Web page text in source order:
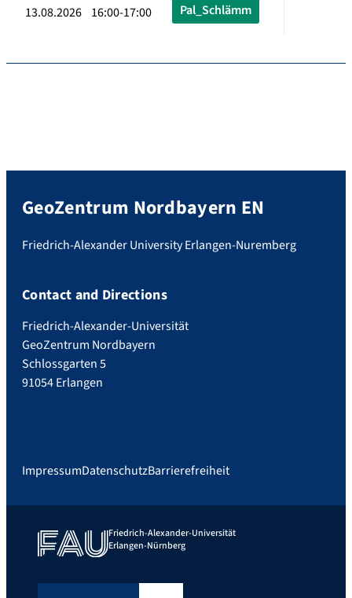
13.08.2026 16:00-17:00 Pal_Schlämm
GeoZentrum Nordbayern EN
Friedrich-Alexander University Erlangen-Nuremberg
Contact and Directions
Friedrich-Alexander-Universität
GeoZentrum Nordbayern
Schlossgarten 5
91054 Erlangen
ImpressumDatenschutzBarrierefreiheit
Friedrich-Alexander-Universität
Erlangen-Nürnberg